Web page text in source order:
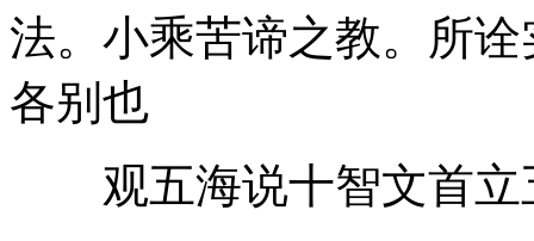
法。小乘苦谛之教。所
各别也
观五海说十智文首立